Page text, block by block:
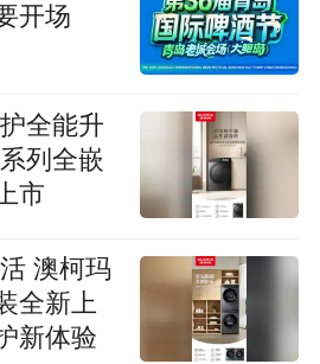
开场
全能升
列全嵌
市
澳柯玛
全新上
新体验